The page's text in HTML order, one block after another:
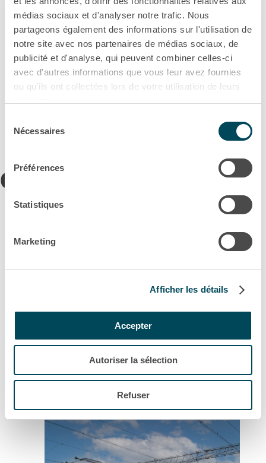
médias sociaux et d'analyser notre trafic. Nous
partageons également des informations sur l'utilisation de
notre site avec nos partenaires de médias sociaux, de
publicité et d'analyse, qui peuvent combiner celles-ci
avec d'autres informations que vous leur avez fournies
ou qu'ils ont collectées lors de votre utilisation de leurs
Politique de confidentialité
Nécessaires
Préférences
Statistiques
Marketing
Afficher les détails
Accepter
Autoriser la sélection
Refuser
Communiqué de presse
Communiqué de presse
Akiem célèbre le premier
anniversaire de son site de...
Communiqué de presse
Akiem investit dans 10 nouvelles
locomotives Vectron Dual Mode...